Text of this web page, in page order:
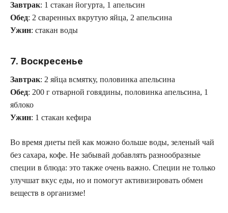
Завтрак: 1 стакан йогурта, 1 апельсин
Обед: 2 сваренных вкрутую яйца, 2 апельсина
Ужин: стакан воды
7. Воскресенье
Завтрак: 2 яйца всмятку, половинка апельсина
Обед: 200 г отварной говядины, половинка апельсина, 1
яблоко
Ужин: 1 стакан кефира
Во время диеты пей как можно больше воды, зеленый чай
без сахара, кофе. Не забывай добавлять разнообразные
специи в блюда: это также очень важно. Специи не только
улучшат вкус еды, но и помогут активизировать обмен
веществ в организме!